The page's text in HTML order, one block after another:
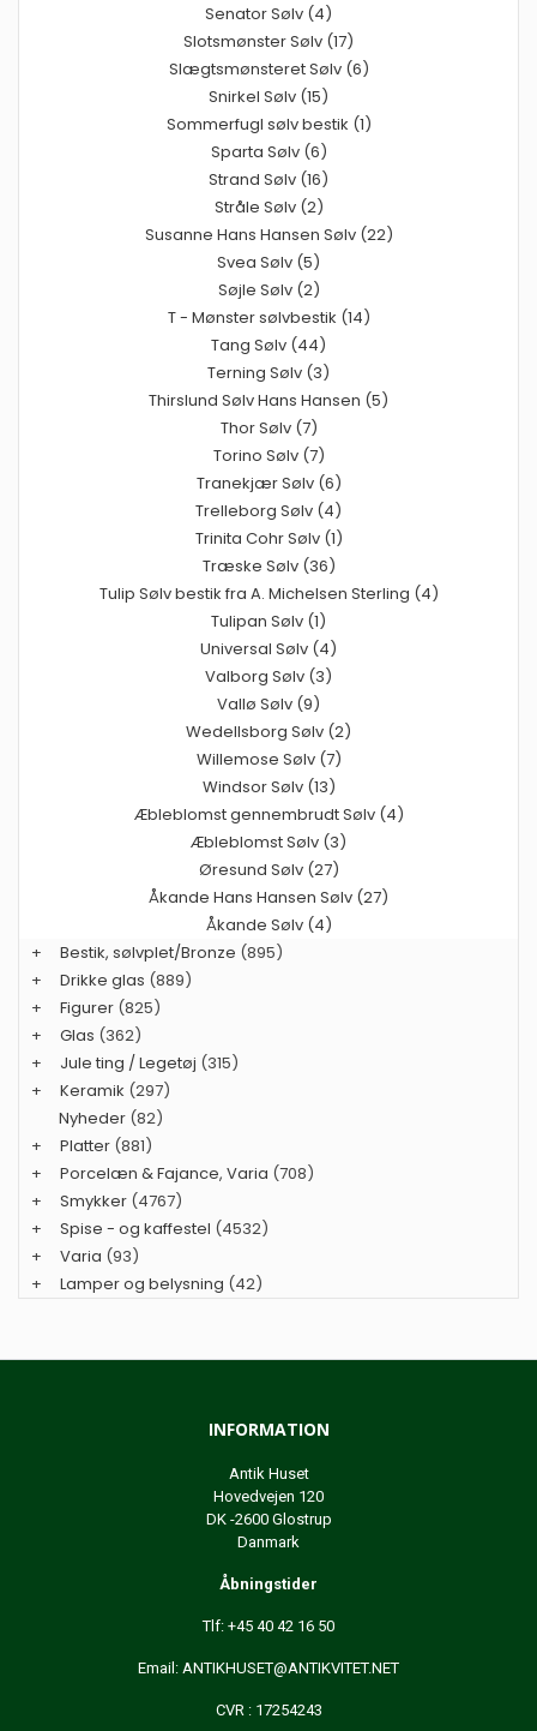
Senator Sølv (4)
Slotsmønster Sølv (17)
Slægtsmønsteret Sølv (6)
Snirkel Sølv (15)
Sommerfugl sølv bestik (1)
Sparta Sølv (6)
Strand Sølv (16)
Stråle Sølv (2)
Susanne Hans Hansen Sølv (22)
Svea Sølv (5)
Søjle Sølv (2)
T - Mønster sølvbestik (14)
Tang Sølv (44)
Terning Sølv (3)
Thirslund Sølv Hans Hansen (5)
Thor Sølv (7)
Torino Sølv (7)
Tranekjær Sølv (6)
Trelleborg Sølv (4)
Trinita Cohr Sølv (1)
Træske Sølv (36)
Tulip Sølv bestik fra A. Michelsen Sterling (4)
Tulipan Sølv (1)
Universal Sølv (4)
Valborg Sølv (3)
Vallø Sølv (9)
Wedellsborg Sølv (2)
Willemose Sølv (7)
Windsor Sølv (13)
Æbleblomst gennembrudt Sølv (4)
Æbleblomst Sølv (3)
Øresund Sølv (27)
Åkande Hans Hansen Sølv (27)
Åkande Sølv (4)
+
Bestik, sølvplet/Bronze (895)
+
Drikke glas (889)
+
Figurer (825)
+
Glas (362)
+
Jule ting / Legetøj (315)
+
Keramik (297)
Nyheder (82)
+
Platter (881)
+
Porcelæn & Fajance, Varia (708)
+
Smykker (4767)
+
Spise - og kaffestel (4532)
+
Varia (93)
+
Lamper og belysning (42)
INFORMATION
Antik Huset
Hovedvejen 120
DK -2600 Glostrup
Danmark
Åbningstider
Tlf: +45 40 42 16 50
Email: ANTIKHUSET@ANTIKVITET.NET
CVR : 17254243